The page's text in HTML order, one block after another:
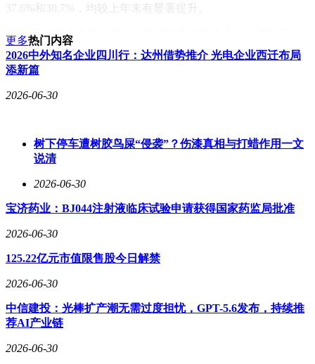
37.6%和30.7%，均较上年末有显著提升。
在5G用户发展方面，各地区呈现均衡增长态势。中部地区以
69.5%的渗透率位居首位，东北地区以69.4%紧随其后，东部
和西部地区分别为68.1%和68.6%。移动互联网接入流量增长
呈现区域差异，东部地区以602.2亿GB的总量领跑，同比增长
20.1%；中部地区增长17.2%，西部地区增长16.7%，东北地区
更多热门内容
2026中外知名企业四川行：达州借势推介 光电企业西迁布局
添新篇
2026-06-30
树下停车遭树胶鸟屎“侵袭”？伤漆真相与打蜡作用一文
说清
2026-06-30
宝济药业：BJ044注射液临床试验申请获得国家药监局批准
2026-06-30
125.22亿元市值限售股今日解禁
2026-06-30
中信建投：光棒扩产潮无需过度担忧，GPT-5.6发布，持续推
荐AI产业链
2026-06-30